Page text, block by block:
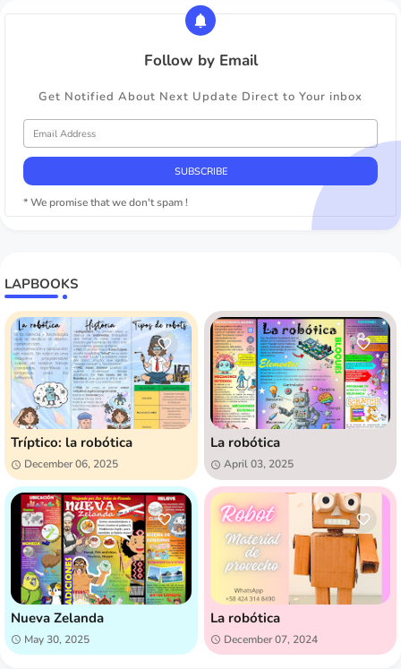
Follow by Email
Get Notified About Next Update Direct to Your inbox
* We promise that we don't spam !
LAPBOOKS
Tríptico: la robótica
December 06, 2025
La robótica
April 03, 2025
Nueva Zelanda
May 30, 2025
La robótica
December 07, 2024